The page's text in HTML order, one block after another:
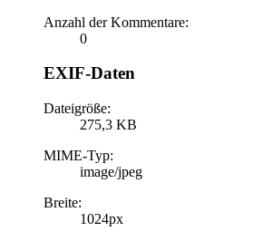
Anzahl der Kommentare:
0
EXIF-Daten
Dateigröße:
275,3 KB
MIME-Typ:
image/jpeg
Breite:
1024px